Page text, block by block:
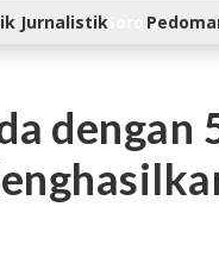
Sorotan
Jurnalistik
dengan